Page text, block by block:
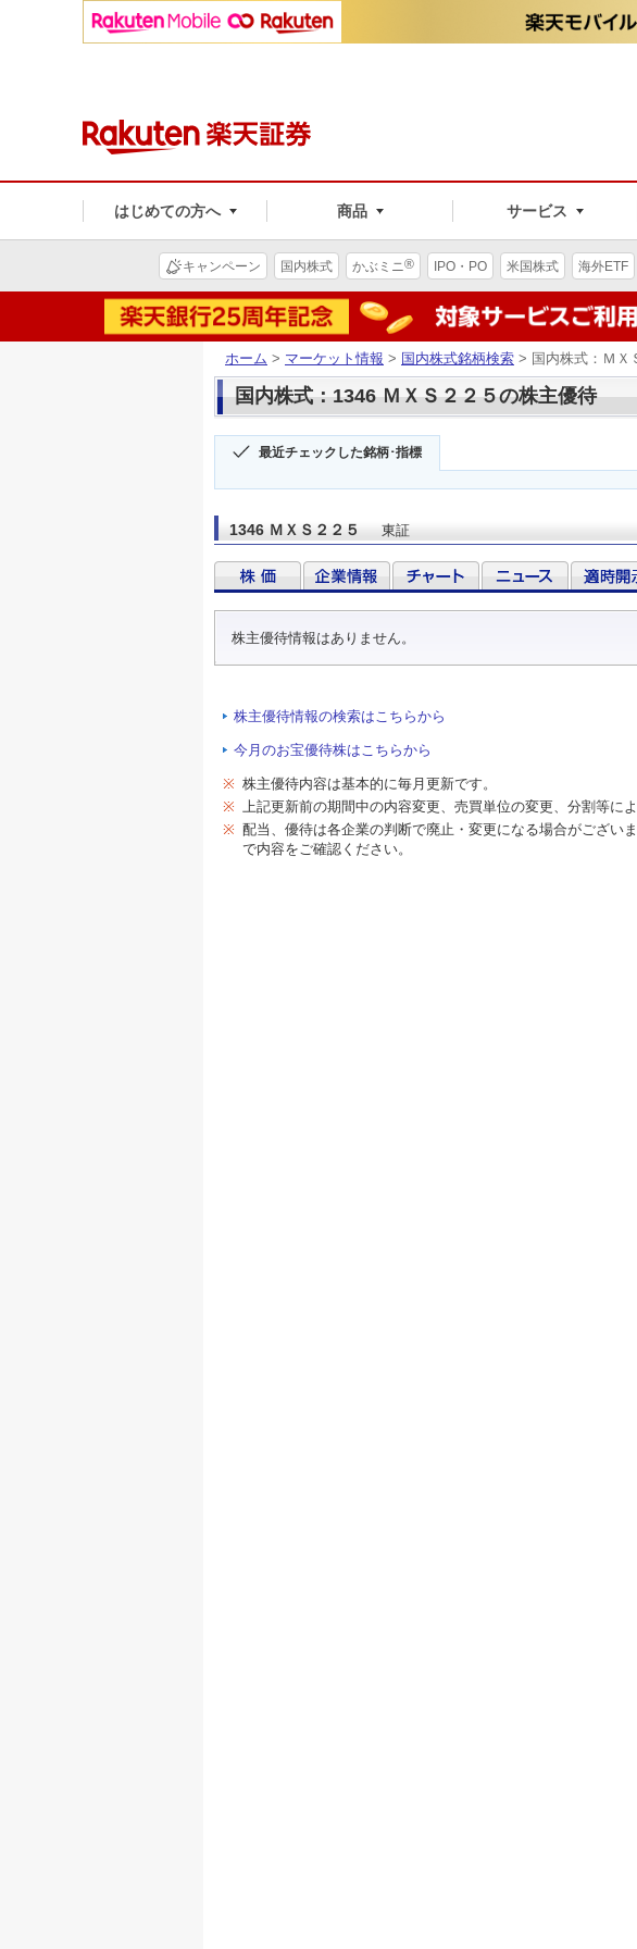
はじめての方へ 商品 サービス
キャンペーン 国内株式 かぶミニ® IPO・PO 米国株式 海外ETF
ホーム > マーケット情報 > 国内株式銘柄検索 > 国内株式：ＭＸ
国内株式：1346 ＭＸＳ２２５の株主優待
最近チェックした銘柄･指標
1346 ＭＸＳ２２５ 東証
株主優待情報はありません。
株主優待情報の検索はこちらから
今月のお宝優待株はこちらから
※ 株主優待内容は基本的に毎月更新です。
※ 上記更新前の期間中の内容変更、売買単位の変更、分割等に
※ 配当、優待は各企業の判断で廃止・変更になる場合がござい
で内容をご確認ください。